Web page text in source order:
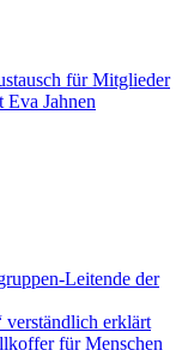
für Mitglieder
Eva Jahnen
Leitende der
verständlich erklärt
für Menschen